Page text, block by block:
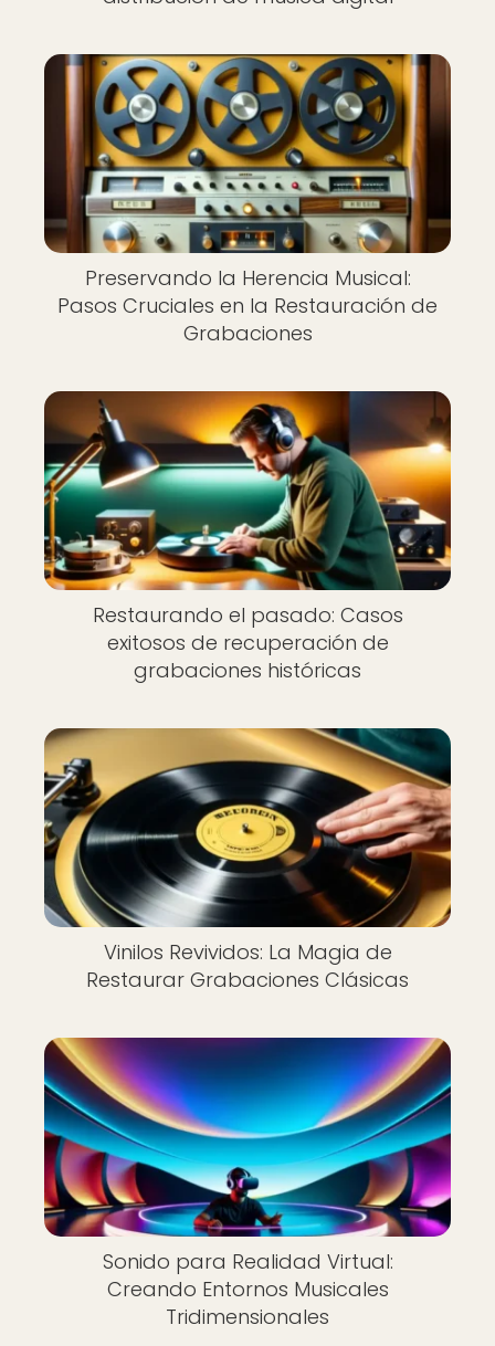
Preservando la Herencia Musical:
Pasos Cruciales en la Restauración de
Grabaciones
Restaurando el pasado: Casos
exitosos de recuperación de
grabaciones históricas
Vinilos Revividos: La Magia de
Restaurar Grabaciones Clásicas
Sonido para Realidad Virtual:
Creando Entornos Musicales
Tridimensionales